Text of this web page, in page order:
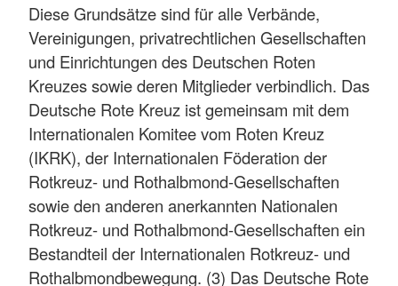
Diese Grundsätze sind für alle Verbände,
Vereinigungen, privatrechtlichen Gesellschaften
und Einrichtungen des Deutschen Roten
Kreuzes sowie deren Mitglieder verbindlich. Das
Deutsche Rote Kreuz ist gemeinsam mit dem
Internationalen Komitee vom Roten Kreuz
(IKRK), der Internationalen Föderation der
Rotkreuz- und Rothalbmond-Gesellschaften
sowie den anderen anerkannten Nationalen
Rotkreuz- und Rothalbmond-Gesellschaften ein
Bestandteil der Internationalen Rotkreuz- und
Rothalbmondbewegung. (3) Das Deutsche Rote